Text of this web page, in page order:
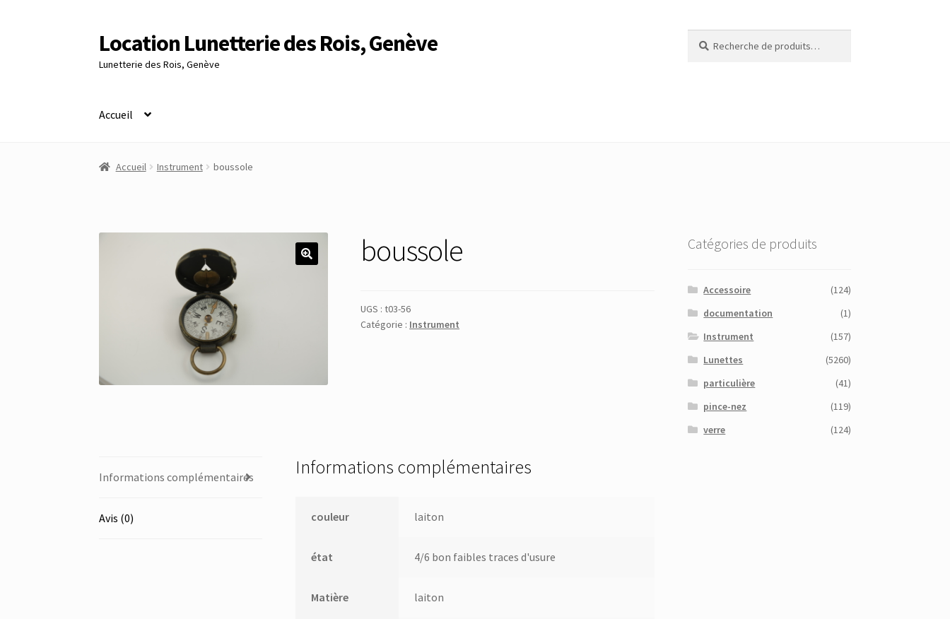
Aller
à
la
Aller
au
contenu
Location Lunetterie des Rois, Genève
Lunetterie des Rois, Genève
pour :
Accueil
Accueil Altimètre Artaria Genève
Accueil Instrument boussole
boussole
UGS :t03-56
Catégorie : Instrument
Informations complémentaires
Avis (0)
Informations complémentaires
couleur laiton
état 4/6 bon faibles traces d'usure
Matière laiton
Catégories de produits
Accessoire
(124)
documentation
(1)
Instrument
(157)
Lunettes
(5260)
particulière
(41)
pince-nez
(119)
verre
(124)